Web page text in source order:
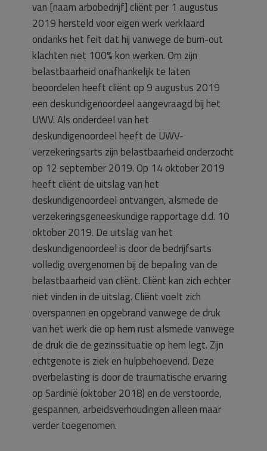
van [naam arbobedrijf] cliënt per 1 augustus
2019 hersteld voor eigen werk verklaard
ondanks het feit dat hij vanwege de burn-out
klachten niet 100% kon werken. Om zijn
belastbaarheid onafhankelijk te laten
beoordelen heeft cliënt op 9 augustus 2019
een deskundigenoordeel aangevraagd bij het
UWV. Als onderdeel van het
deskundigenoordeel heeft de UWV-
verzekeringsarts zijn belastbaarheid onderzocht
op 12 september 2019. Op 14 oktober 2019
heeft cliënt de uitslag van het
deskundigenoordeel ontvangen, alsmede de
verzekeringsgeneeskundige rapportage d.d. 10
oktober 2019. De uitslag van het
deskundigenoordeel is door de bedrijfsarts
volledig overgenomen bij de bepaling van de
belastbaarheid van cliënt. Cliënt kan zich echter
niet vinden in de uitslag. Cliënt voelt zich
overspannen en opgebrand vanwege de druk
van het werk die op hem rust alsmede vanwege
de druk die de gezinssituatie op hem legt. Zijn
echtgenote is ziek en hulpbehoevend. Deze
overbelasting is door de traumatische ervaring
op Sardinië (oktober 2018) en de verstoorde,
gespannen, arbeidsverhoudingen alleen maar
verder toegenomen.